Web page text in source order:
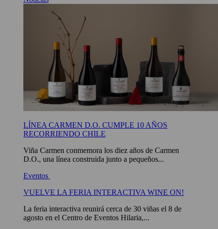
LÍNEA CARMEN D.O. CUMPLE 10 AÑOS
RECORRIENDO CHILE
Viña Carmen conmemora los diez años de Carmen
D.O., una línea construida junto a pequeños...
Eventos
VUELVE LA FERIA INTERACTIVA WINE ON!
La feria interactiva reunirá cerca de 30 viñas el 8 de
agosto en el Centro de Eventos Hilaria,...